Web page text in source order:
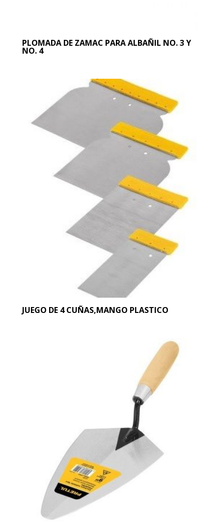
PLOMADA DE ZAMAC PARA ALBAÑIL NO. 3 Y
NO. 4
JUEGO DE 4 CUÑAS,MANGO PLASTICO